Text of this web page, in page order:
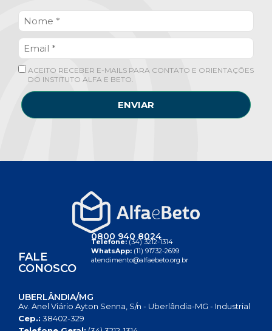
ACEITO RECEBER E-MAILS PARA CONTATO E ORIENTAÇÕES
DO INSTITUTO ALFA E BETO.
ENVIAR
FALE
CONOSCO
0800 940 8024
Telefone:(34) 3212-1314
WhatsApp: (11) 91732-2699
atendimento@alfaebeto.org.br
UBERLÂNDIA/MG
Av. Anel Viário Ayton Senna, S/n - Uberlândia-MG - Industrial
Cep.: 38402-329